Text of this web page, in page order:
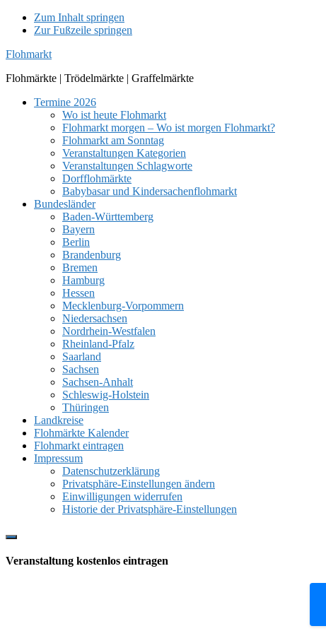
Zum Inhalt springen
Zur Fußzeile springen
Flohmarkt
Flohmärkte | Trödelmärkte | Graffelmärkte
Termine 2026
Wo ist heute Flohmarkt
Flohmarkt morgen – Wo ist morgen Flohmarkt?
Flohmarkt am Sonntag
Veranstaltungen Kategorien
Veranstaltungen Schlagworte
Dorfflohmärkte
Babybasar und Kindersachenflohmarkt
Bundesländer
Baden-Württemberg
Bayern
Berlin
Brandenburg
Bremen
Hamburg
Hessen
Mecklenburg-Vorpommern
Niedersachsen
Nordrhein-Westfalen
Rheinland-Pfalz
Saarland
Sachsen
Sachsen-Anhalt
Schleswig-Holstein
Thüringen
Landkreise
Flohmärkte Kalender
Flohmarkt eintragen
Impressum
Datenschutzerklärung
Privatsphäre-Einstellungen ändern
Einwilligungen widerrufen
Historie der Privatsphäre-Einstellungen
Show
Content
Veranstaltung kostenlos eintragen